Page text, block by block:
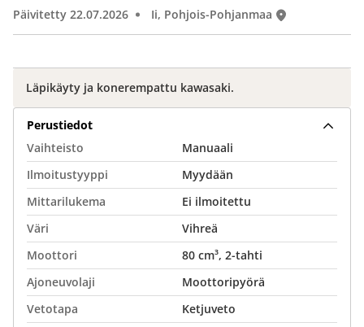
Päivitetty 22.07.2026
Ii, Pohjois-Pohjanmaa
Läpikäyty ja konerempattu kawasaki.
Perustiedot
Vaihteisto
Manuaali
Ilmoitustyyppi
Myydään
Mittarilukema
Ei ilmoitettu
Väri
Vihreä
Moottori
80 cm³, 2-tahti
Ajoneuvolaji
Moottoripyörä
Vetotapa
Ketjuveto